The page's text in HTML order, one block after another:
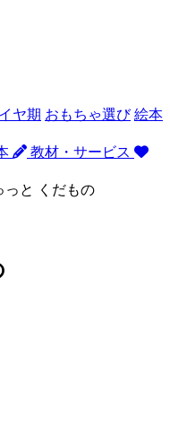
ヤ期 おもちゃ選び 絵本
教材・サービス
っと くだもの